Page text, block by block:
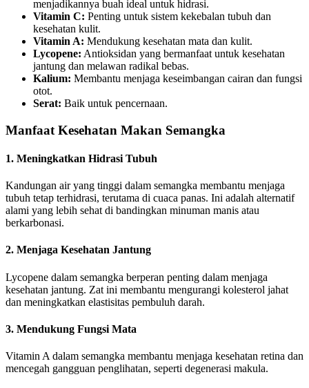
menjadikannya buah ideal untuk hidrasi.
Vitamin C: Penting untuk sistem kekebalan tubuh dan
kesehatan kulit.
Vitamin A: Mendukung kesehatan mata dan kulit.
Lycopene: Antioksidan yang bermanfaat untuk kesehatan
jantung dan melawan radikal bebas.
Kalium: Membantu menjaga keseimbangan cairan dan fungsi
otot.
Serat: Baik untuk pencernaan.
Manfaat Kesehatan Makan Semangka
1. Meningkatkan Hidrasi Tubuh
Kandungan air yang tinggi dalam semangka membantu menjaga
tubuh tetap terhidrasi, terutama di cuaca panas. Ini adalah alternatif
alami yang lebih sehat di bandingkan minuman manis atau
berkarbonasi.
2. Menjaga Kesehatan Jantung
Lycopene dalam semangka berperan penting dalam menjaga
kesehatan jantung. Zat ini membantu mengurangi kolesterol jahat
dan meningkatkan elastisitas pembuluh darah.
3. Mendukung Fungsi Mata
Vitamin A dalam semangka membantu menjaga kesehatan retina dan
mencegah gangguan penglihatan, seperti degenerasi makula.